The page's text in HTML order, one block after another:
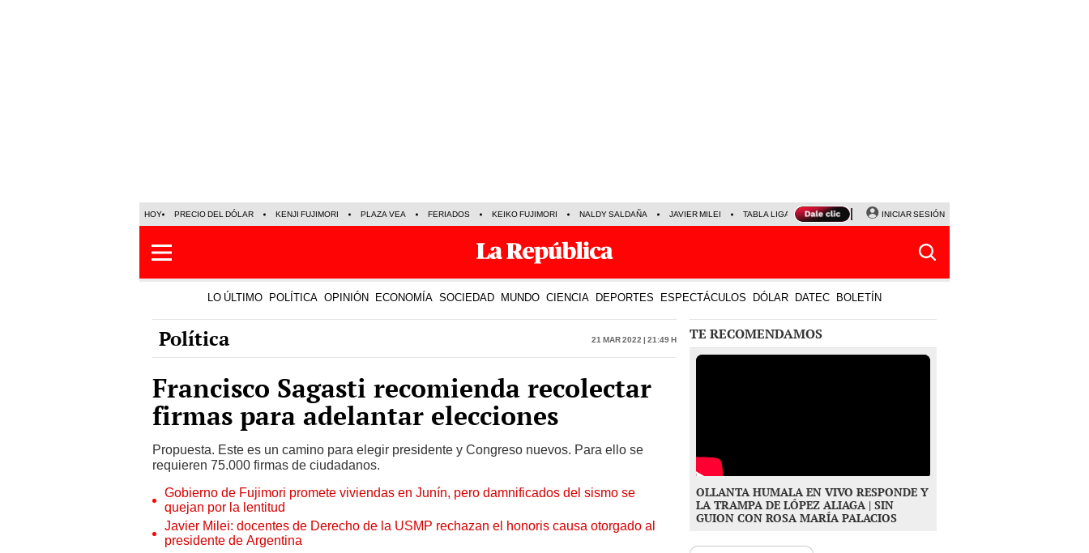
HOY PRECIO DEL DÓLAR KENJI FUJIMORI PLAZA VEA FERIADOS KEIKO FUJIMORI NALDY SALDAÑA JAVIER MILEI TABLA LIGA 1 PARTIDOS DE HOY HORÓSCOPO DE HOY
INICIAR SESIÓN
LO ÚLTIMO POLÍTICA OPINIÓN ECONOMÍA SOCIEDAD MUNDO CIENCIA DEPORTES ESPECTÁCULOS DÓLAR DATEC BOLETÍN
Política 21 Mar 2022 | 21:49 h
Francisco Sagasti recomienda recolectar
firmas para adelantar elecciones
Propuesta. Este es un camino para elegir presidente y Congreso nuevos. Para ello se
requieren 75.000 firmas de ciudadanos.
Gobierno de Fujimori promete viviendas en Junín, pero damnificados del sismo se
quejan por la lentitud
Javier Milei: docentes de Derecho de la USMP rechazan el honoris causa otorgado al
presidente de Argentina
TE RECOMENDAMOS
OLLANTA HUMALA EN VIVO RESPONDE Y
LA TRAMPA DE LÓPEZ ALIAGA | SIN
GUION CON ROSA MARÍA PALACIOS